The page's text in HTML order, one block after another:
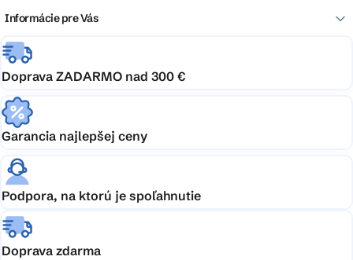
Informácie pre Vás
Doprava ZADARMO nad 300 €
Garancia najlepšej ceny
Podpora, na ktorú je spoľahnutie
Doprava zdarma